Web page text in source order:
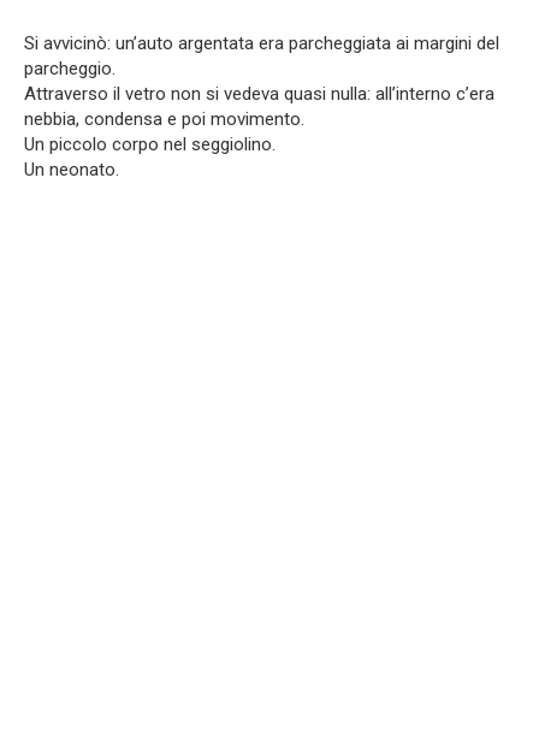
Si avvicinò: un’auto argentata era parcheggiata ai margini del
parcheggio.
Attraverso il vetro non si vedeva quasi nulla: all’interno c’era
nebbia, condensa e poi movimento.
Un piccolo corpo nel seggiolino.
Un neonato.